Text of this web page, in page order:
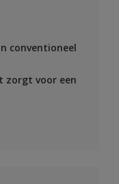
conventioneel
zorgt voor een